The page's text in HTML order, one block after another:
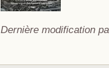
Dernière modification